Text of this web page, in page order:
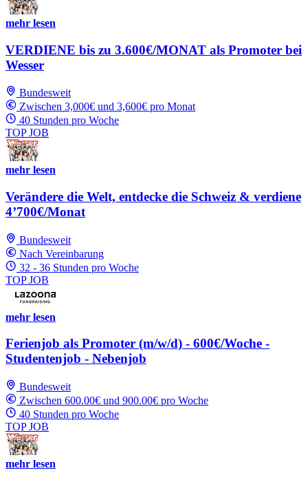
mehr lesen
VERDIENE bis zu 3.600€/MONAT als Promoter bei
Wesser
Bundesweit
Zwischen 3,000€ und 3,600€ pro Monat
40 Stunden pro Woche
TOP JOB
mehr lesen
Verändere die Welt, entdecke die Schweiz & verdiene
4’700€/Monat
Bundesweit
Nach Vereinbarung
32 - 36 Stunden pro Woche
TOP JOB
mehr lesen
Ferienjob als Promoter (m/w/d) - 600€/Woche -
Studentenjob - Nebenjob
Bundesweit
Zwischen 600.00€ und 900.00€ pro Woche
40 Stunden pro Woche
TOP JOB
mehr lesen